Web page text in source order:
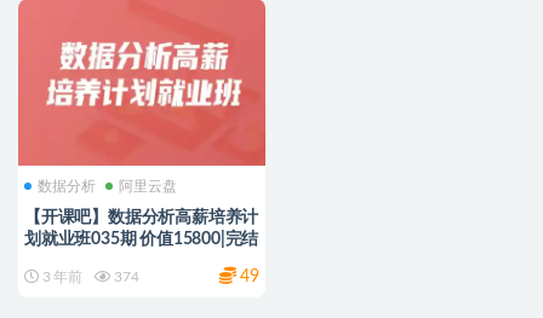
数据分析 阿里云盘
【开课吧】数据分析高薪培养计
划就业班035期 价值15800|完结
3 年前 374 49